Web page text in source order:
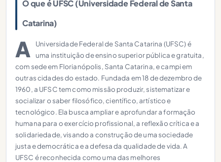
O que é UFSC (Universidade Federal de Santa
Catarina)
A
Universidade Federal de Santa Catarina (UFSC) é
uma instituição de ensino superior pública e gratuita,
com sede em Florianópolis, Santa Catarina, e campi em
outras cidades do estado. Fundada em 18 de dezembro de
1960, a UFSC tem como missão produzir, sistematizar e
socializar o saber filosófico, científico, artístico e
tecnológico. Ela busca ampliar e aprofundar a formação
humana para o exercício profissional, a reflexão crítica e a
solidariedade, visando a construção de uma sociedade
justa e democrática e a defesa da qualidade de vida. A
UFSC é reconhecida como uma das melhores